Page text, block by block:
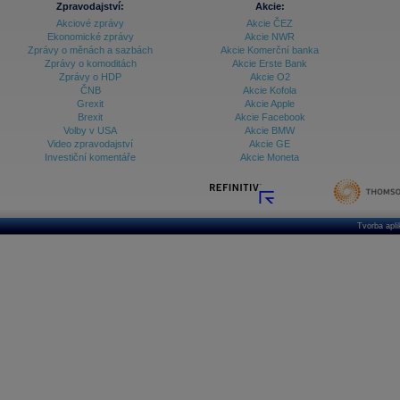
Archiv - Vývoj české koruny
Archiv analýz - Makroukazatele
Ceny průmyslových výrobců - Data a prognózy
Ceny průmyslových výrobců - Graf (ČR)
Ceny průmyslových výrobců - Kalendář (ČR)
Ceny průmyslových výrobců - Zpravodajství
Databanka - Ceny
Zpravodajství:
Akciové zprávy
Ekonomické zprávy
Zprávy o měnách a sazbách
Zprávy o komoditách
Zprávy o HDP
ČNB
Grexit
Brexit
Volby v USA
Video zpravodajství
Investiční komentáře
Akcie:
Akcie ČEZ
Akcie NWR
Akcie Komerční banka
Akcie Erste Bank
Akcie O2
Akcie Kofola
Akcie Apple
Akcie Facebook
Akcie BMW
Akcie GE
Akcie Moneta
Tvorba